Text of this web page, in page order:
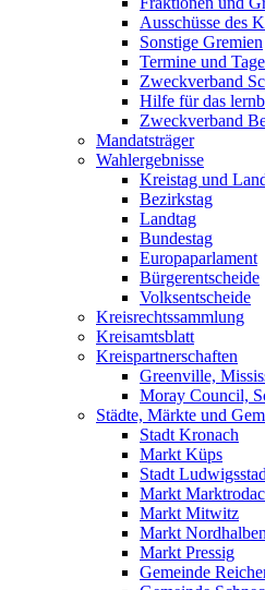
Ausschüsse des
Sonstige Gremien
Termine und
Zweckverband
Hilfe für das
Zweckverband
Mandatsträger
Wahlergebnisse
Kreistag und
Bezirkstag
Landtag
Bundestag
Europaparlament
Bürgerentscheide
Volksentscheide
Kreisrechtssammlung
Kreisamtsblatt
Kreispartnerschaften
Greenville,
Moray Council,
Städte, Märkte und
Stadt Kronach
Markt Küps
Stadt
Markt
Markt Mitwitz
Markt Nordhalben
Markt Pressig
Gemeinde